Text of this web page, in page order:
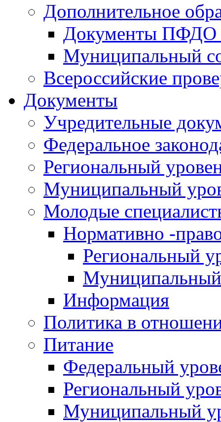
Дополнительное
Документы ПФДО
Муниципальный
Всероссийские
Документы
Учредительные
Федеральное
Региональный
Муниципальный
Молодые
Нормативно -
Региональный
Информация
Политика в
Питание
Федеральный
Региональный
Муниципальный